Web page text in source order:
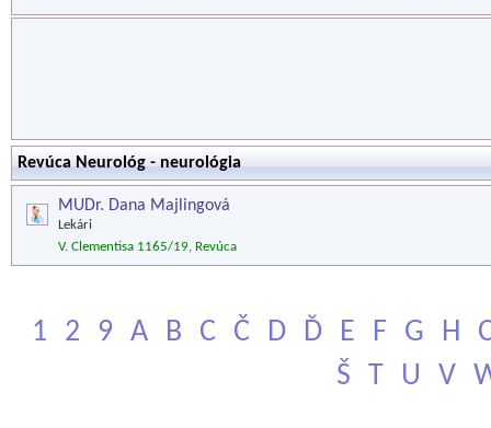
Revúca Neurológ - neurológia
MUDr. Dana Majlingová
Lekári
V. Clementisa 1165/19, Revúca
1 2 9 A B C Č D Ď E F G H
Š
T U V